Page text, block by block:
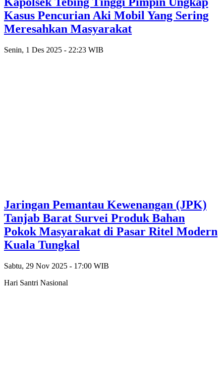
Kasus Pencurian Aki Mobil Yang Sering
Meresahkan Masyarakat
Senin, 1 Des 2025 - 22:23 WIB
Jaringan Pemantau Kewenangan (JPK)
Tanjab Barat Survei Produk Bahan
Pokok Masyarakat di Pasar Ritel Modern
Kuala Tungkal
Sabtu, 29 Nov 2025 - 17:00 WIB
Hari Santri Nasional